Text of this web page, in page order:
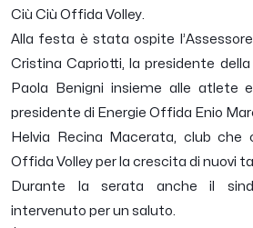
Ciù Ciù Offida Volley.
Alla festa è stata ospite
Cristina Capriotti, la presidente
Paola Benigni insieme alle atlete
presidente di Energie Offida Enio
Helvia Recina Macerata, club che
Offida Volley per la crescita di nuovi
Durante la serata anche il
intervenuto per un saluto.